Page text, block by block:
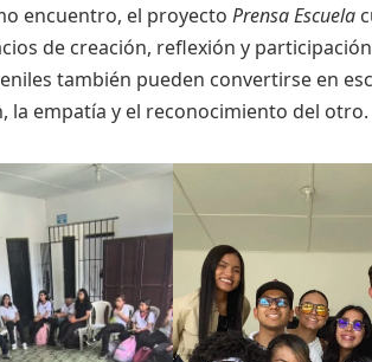
encuentro, el proyecto Prensa Escuela
de creación, reflexión y
también pueden convertirse en
la empatía y el reconocimiento del otro.